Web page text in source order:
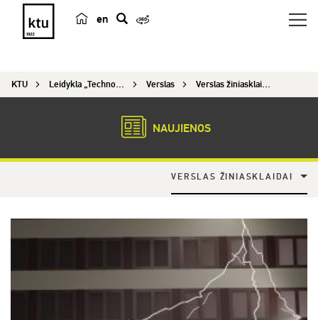
en
e
KTU Leidykla „Technologija“ Verslas Verslas žiniasklaidai
NAUJIENOS
VERSLAS ŽINIASKLAIDAI